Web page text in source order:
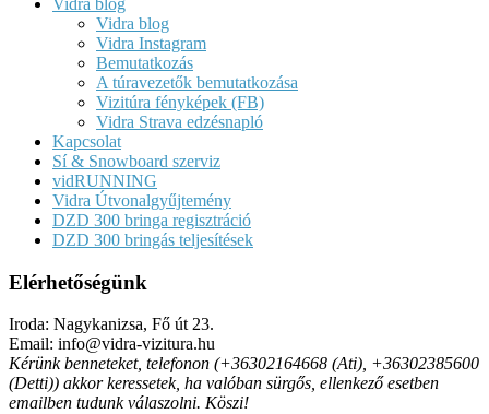
Vidra blog
Vidra blog
Vidra Instagram
Bemutatkozás
A túravezetők bemutatkozása
Vizitúra fényképek (FB)
Vidra Strava edzésnapló
Kapcsolat
Sí & Snowboard szerviz
vidRUNNING
Vidra Útvonalgyűjtemény
DZD 300 bringa regisztráció
DZD 300 bringás teljesítések
Elérhetőségünk
Iroda: Nagykanizsa, Fő út 23.
Email: info@vidra-vizitura.hu
Kérünk benneteket, telefonon (+36302164668 (Ati), +36302385600
(Detti)) akkor keressetek, ha valóban sürgős, ellenkező esetben
emailben tudunk válaszolni. Köszi!